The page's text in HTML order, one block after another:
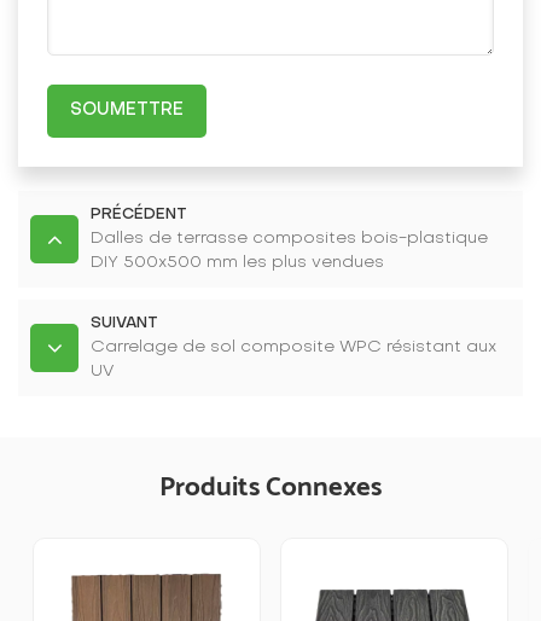
SOUMETTRE
PRÉCÉDENT
Dalles de terrasse composites bois-plastique
DIY 500x500 mm les plus vendues
SUIVANT
Carrelage de sol composite WPC résistant aux
UV
Produits Connexes